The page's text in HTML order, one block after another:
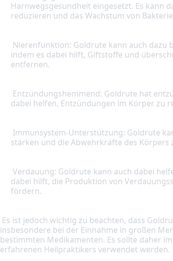
Harnwegsgesundheit eingesetzt. Es kann
reduzieren und das Wachstum von
indem es dabei hilft, Giftstoffe und
entfernen.
dabei helfen, Entzündungen im Körper zu
stärken und die Abwehrkräfte des Körpers
Verdauung: Goldrute kann auch dabei helfen, die Verdauung zu unterstützen, indem es
dabei hilft, die Produktion von
fördern.
insbesondere bei der Einnahme in großen
bestimmten Medikamenten. Es sollte daher
erfahrenen Heilpraktikers verwendet werden.